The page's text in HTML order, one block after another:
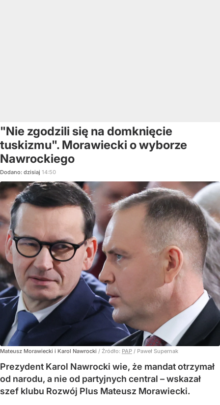
"Nie zgodzili się na domknięcie
tuskizmu". Morawiecki o wyborze
Nawrockiego
Dodano: dzisiaj 14:50
Mateusz Morawiecki i Karol Nawrocki / Źródło: PAP / Paweł Supernak
Prezydent Karol Nawrocki wie, że mandat otrzymał
od narodu, a nie od partyjnych central – wskazał
szef klubu Rozwój Plus Mateusz Morawiecki.